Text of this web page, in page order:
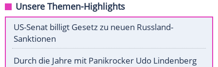
Unsere Themen-Highlights
US-Senat billigt Gesetz zu neuen Russland-
Sanktionen
Durch die Jahre mit Panikrocker Udo Lindenberg